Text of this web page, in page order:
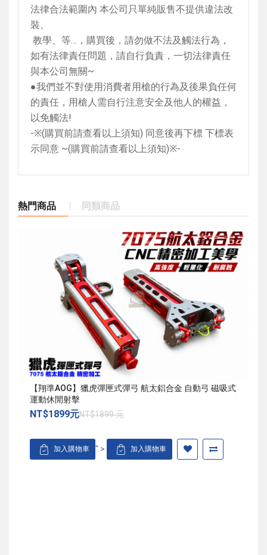
法律合法範圍內 本公司只單純販售不提供違法改
裝、
教學、等…，購買後，請勿做不法及觸法行為，
如有法律責任問題，請自行負責，一切法律責任
與本公司無關~
●我們並不對使用消費者用槍的行為及後果負任何
的責任，用槍人需自行注意安全及他人的權益，
以免觸法!
-※(購買前請查看以上須知) 同意後再下標 下標表
示同意 ~(購買前請查看以上須知)※-
熱門商品 同類商品
【翔準AOG】獵虎彈匣式彈弓 航太鋁合金 自動弓 磁吸式
運動休閒射擊
NT$1899元NT$1899 元
加入購物車 " > 加入購物車